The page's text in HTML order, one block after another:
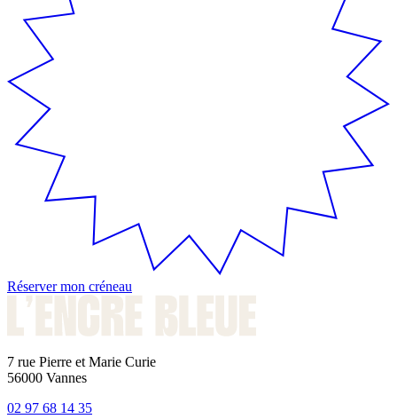
Réserver mon créneau
7 rue Pierre et Marie Curie
56000 Vannes
02 97 68 14 35